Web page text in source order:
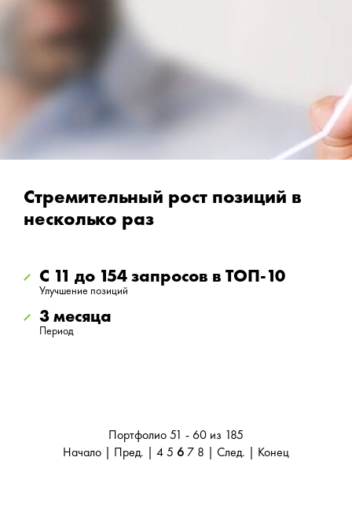
Стремительный рост позиций в
несколько раз
С 11 до 154 запросов в ТОП-10
Улучшение позиций
3 месяца
Период
Портфолио 51 - 60 из 185
Начало
Пред. 4 5 6 7 8 След. Конец